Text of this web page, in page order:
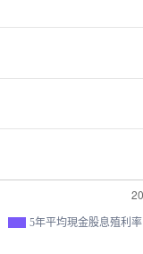
5年平均現金股息殖利率